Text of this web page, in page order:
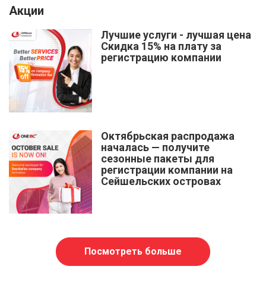
Акции
Лучшие услуги - лучшая цена
Скидка 15% на плату за
регистрацию компании
Октябрьская распродажа
началась — получите
сезонные пакеты для
регистрации компании на
Сейшельских островах
Посмотреть больше